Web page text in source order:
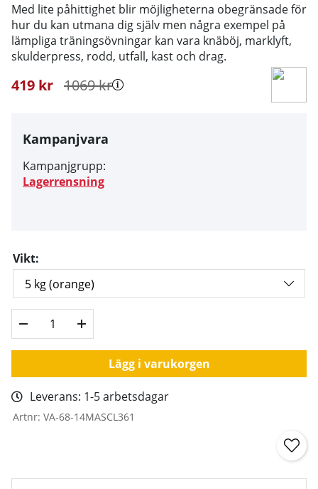
Med lite påhittighet blir möjligheterna obegränsade för
hur du kan utmana dig själv men några exempel på
lämpliga träningsövningar kan vara knäböj, marklyft,
skulderpress, rodd, utfall, kast och drag.
1069kr
419 kr
Kampanjvara
Kampanjgrupp:
Lagerrensning
Vikt:
Lägg i varukorgen
Leverans: 1-5 arbetsdagar
Artnr: VA-68-14MASCL361